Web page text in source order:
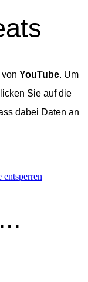
YouTube. Um
Sie auf die
dabei Daten an